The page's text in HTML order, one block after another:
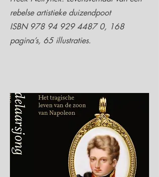
rebelse artistieke duizendpoot
ISBN 978 94 929 4487 0, 168
pagina’s, 65 illustraties.